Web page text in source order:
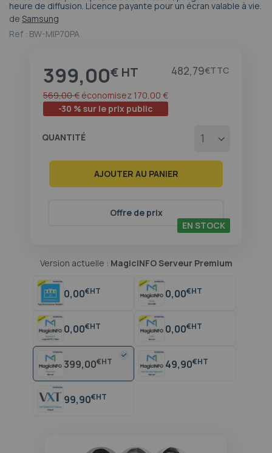
heure de diffusion. Licence payante pour un écran valable à vie.
de Samsung
Ref : BW-MIP70PA
Prix
399,00€ 482,79€
-30 % sur le prix public
569,00 € économisez 170,00 €
QUANTITÉ
AJOUTER AU PANIER
Offre de prix
EN STOCK
Version actuelle : MagicINFO Serveur Premium
0,00€ 0,00€
0,00€ 0,00€
399,00€ 49,90€
99,90€
au
début
de
d’images